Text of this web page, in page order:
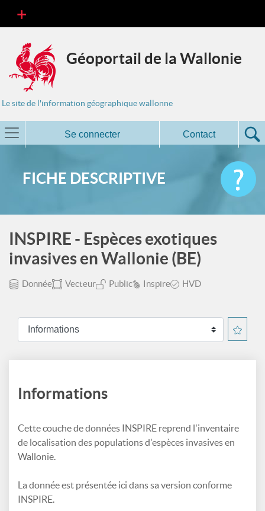
Géoportail de la Wallonie
Le site de l'information géographique wallonne
Se connecter Contact
FICHE DESCRIPTIVE
INSPIRE - Espèces exotiques
invasives en Wallonie (BE)
Donnée Vecteur Public Inspire HVD
Informations
Cette couche de données INSPIRE reprend l'inventaire
de localisation des populations d'espèces invasives en
Wallonie.
La donnée est présentée ici dans sa version conforme
INSPIRE.